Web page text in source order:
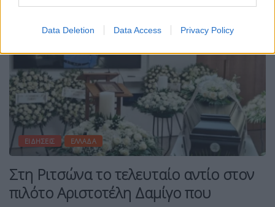
Data Deletion Data Access Privacy Policy
ΕΙΔΉΣΕΙΣ ΕΛΛΆΔΑ
Στη Ριτσώνα το τελευταίο αντίο στον
πιλότο Αριστοτέλη Δαμίγο που